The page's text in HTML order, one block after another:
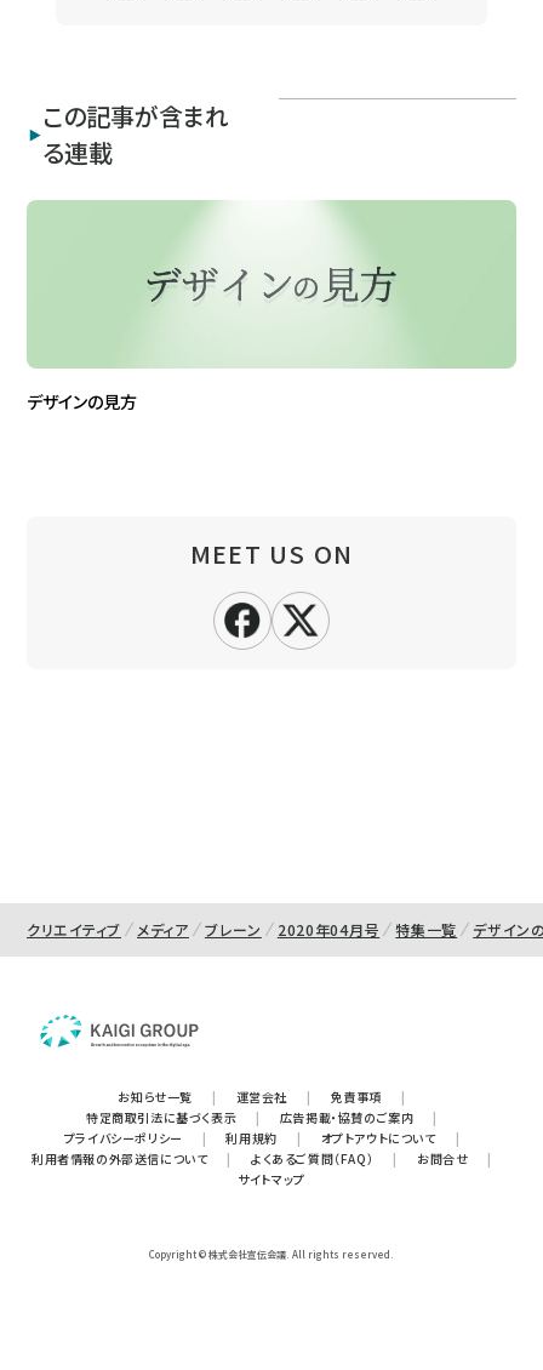
この記事が含まれ
る連載
デザインの見方
MEET US ON
クリエイティブ メディア ブレーン 2020年04月号 特集一覧 デザイン
お知らせ一覧 | 運営会社 | 免責事項
|
特定商取引法に基づく表示
| 広告掲載・協賛のご案内
|
プライバシーポリシー
| 利用規約 | オプトアウトについて
|
利用者情報の外部送信について
| よくあるご質問（FAQ） | お問合せ
|
サイトマップ
Copyright © 株式会社宣伝会議. All rights reserved.